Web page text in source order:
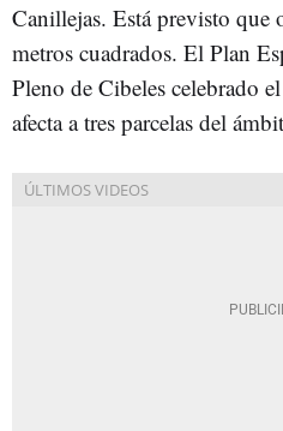
Canillejas. Está previsto que
metros cuadrados. El Plan
Pleno de Cibeles celebrado
afecta a tres parcelas del